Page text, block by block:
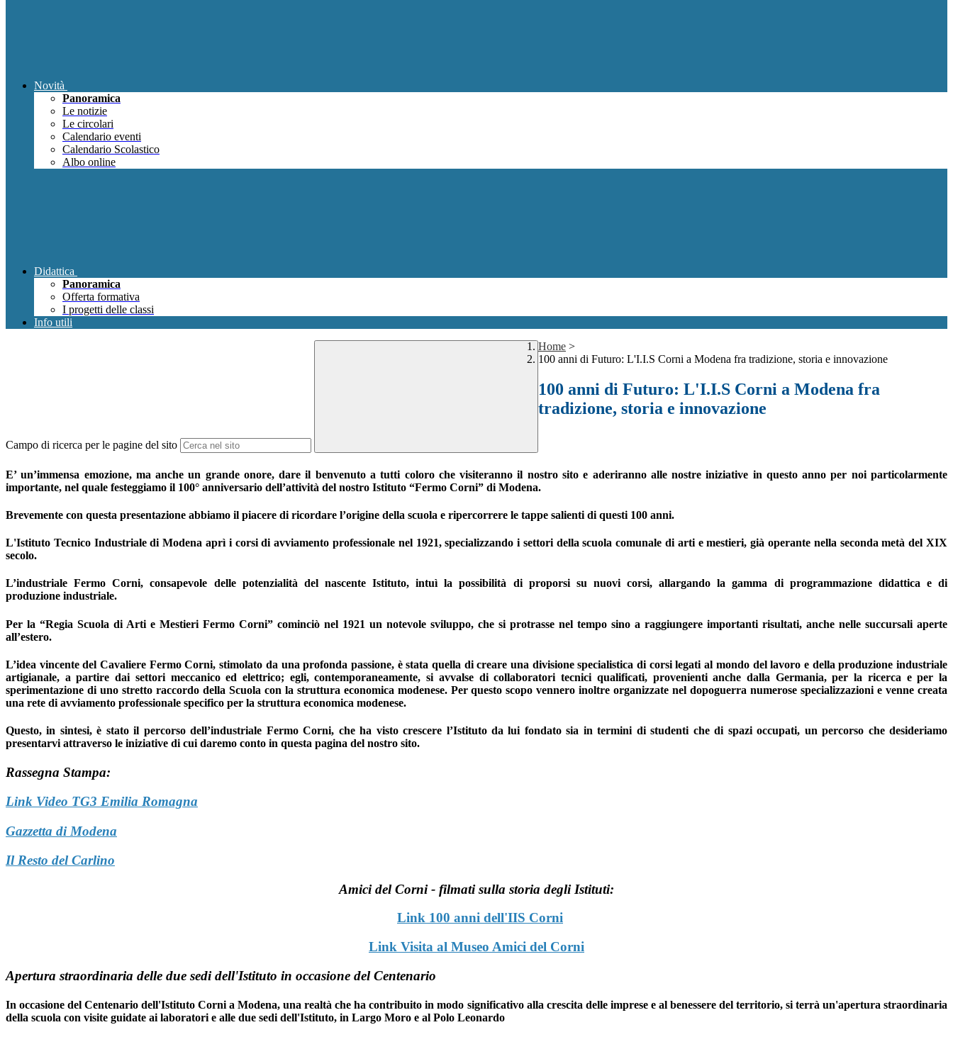
Novità
Panoramica
Le notizie
Le circolari
Calendario eventi
Calendario Scolastico
Albo online
Didattica
Panoramica
Offerta formativa
I progetti delle classi
Info utili
Campo di ricerca per le pagine del sito
Home >
100 anni di Futuro: L'I.I.S Corni a Modena fra tradizione, storia e innovazione
100 anni di Futuro: L'I.I.S Corni a Modena fra
tradizione, storia e innovazione
E’ un’immensa emozione, ma anche un grande onore, dare il benvenuto a tutti coloro che visiteranno il nostro sito e aderiranno alle nostre iniziative in questo anno per noi particolarmente
importante, nel quale festeggiamo il 100° anniversario dell’attività del nostro Istituto “Fermo Corni” di Modena.
Brevemente con questa presentazione abbiamo il piacere di ricordare l’origine della scuola e ripercorrere le tappe salienti di questi 100 anni.
L'Istituto Tecnico Industriale di Modena aprì i corsi di avviamento professionale nel 1921, specializzando i settori della scuola comunale di arti e mestieri, già operante nella seconda metà del XIX
secolo.
L’industriale Fermo Corni, consapevole delle potenzialità del nascente Istituto, intuì la possibilità di proporsi su nuovi corsi, allargando la gamma di programmazione didattica e di
produzione industriale.
Per la “Regia Scuola di Arti e Mestieri Fermo Corni” cominciò nel 1921 un notevole sviluppo, che si protrasse nel tempo sino a raggiungere importanti risultati, anche nelle succursali aperte
all’estero.
L’idea vincente del Cavaliere Fermo Corni, stimolato da una profonda passione, è stata quella di creare una divisione specialistica di corsi legati al mondo del lavoro e della produzione industriale
artigianale, a partire dai settori meccanico ed elettrico; egli, contemporaneamente, si avvalse di collaboratori tecnici qualificati, provenienti anche dalla Germania, per la ricerca e per la
sperimentazione di uno stretto raccordo della Scuola con la struttura economica modenese. Per questo scopo vennero inoltre organizzate nel dopoguerra numerose specializzazioni e venne creata
una rete di avviamento professionale specifico per la struttura economica modenese.
Questo, in sintesi, è stato il percorso dell’industriale Fermo Corni, che ha visto crescere l’Istituto da lui fondato sia in termini di studenti che di spazi occupati, un percorso che desideriamo
presentarvi attraverso le iniziative di cui daremo conto in questa pagina del nostro sito.
Rassegna Stampa:
Link Video TG3 Emilia Romagna
Gazzetta di Modena
Il Resto del Carlino
Amici del Corni - filmati sulla storia degli Istituti:
Link 100 anni dell'IIS Corni
Link Visita al Museo Amici del Corni
Apertura straordinaria delle due sedi dell'Istituto in occasione del Centenario
In occasione del Centenario dell'Istituto Corni a Modena, una realtà che ha contribuito in modo significativo alla crescita delle imprese e al benessere del territorio, si terrà un'apertura straordinaria
della scuola con visite guidate ai laboratori e alle due sedi dell'Istituto, in Largo Moro e al Polo Leonardo